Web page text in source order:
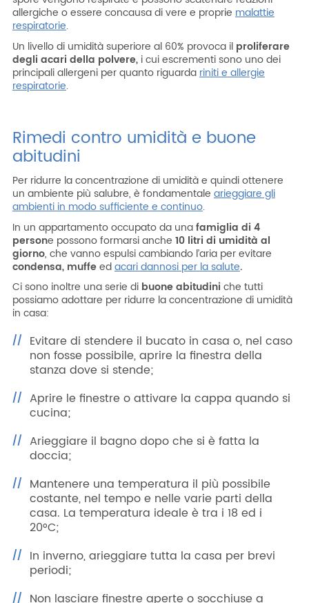
allergiche o essere concausa di vere e proprie malattie
respiratorie.
Un livello di umidità superiore al 60% provoca il proliferare
degli acari della polvere,i cui escrementi sono uno dei
principali allergeni per quanto riguardariniti e allergie
respiratorie.
Rimedi contro umidità e buone
abitudini
Per ridurre la concentrazione di umidità e quindi ottenere
un ambiente più salubre, è fondamentale arieggiare gli
ambienti in modo sufficiente e continuo.
In un appartamento occupato da unafamiglia di 4
persone possono formarsi anche 10 litri di umidità al
giorno, che vanno espulsi cambiando l’aria per evitare
condensa, muffeedacari dannosi per la salute.
Ci sono inoltre una serie di buone abitudiniche tutti
possiamo adottare per ridurre la concentrazione di umidità
in casa:
Evitare di stendere il bucato in casa o, nel caso
non fosse possibile, aprire la finestra della
stanza dove si stende;
Aprire le finestre o attivare la cappa quando si
cucina;
Arieggiare il bagno dopo che si è fatta la
doccia;
Mantenere una temperatura il più possibile
costante, nel tempo e nelle varie parti della
casa. La temperatura ideale è tra i 18 ed i
20°C;
In inverno, arieggiare tutta la casa per brevi
periodi;
Non lasciare finestre aperte o socchiuse a